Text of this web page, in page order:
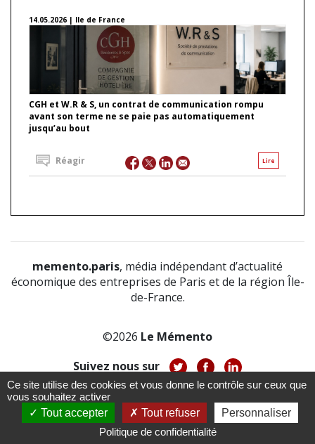
14.05.2026 | Ile de France
CGH et W.R & S, un contrat de communication rompu
avant son terme ne se paie pas automatiquement
jusqu’au bout
Lire
Réagir
memento.paris, média indépendant d’actualité
économique des entreprises de Paris et de la région Île-
de-France.
©2026 Le Mémento
Suivez nous sur
À propos-Notice légale
CGV-CGU
Ce site utilise des cookies et vous donne le contrôle sur ceux que
vous souhaitez activer
Tout accepter
Tout refuser
Personnaliser
Politique de confidentialité